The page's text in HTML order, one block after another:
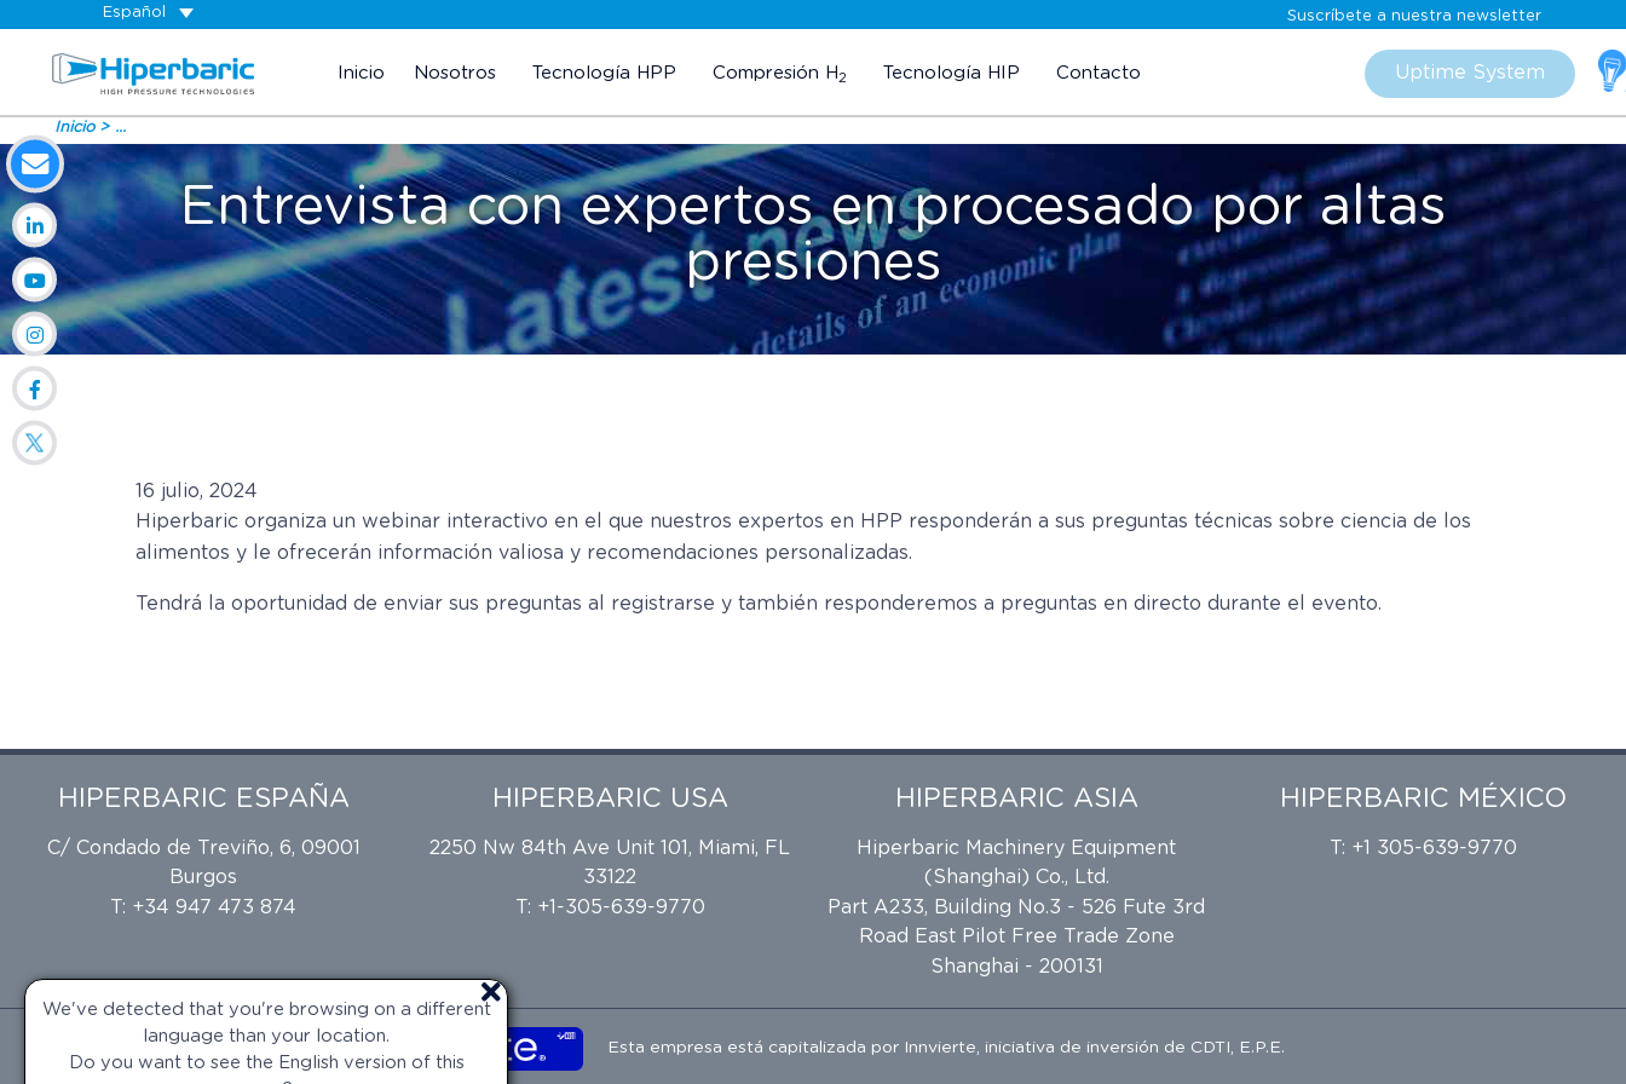
We've detected that you're browsing on a different
language than your location.
Do you want to see the English version of this
Español Suscríbete a nuestra newsletter
Inicio Nosotros Tecnología HPP Compresión H2 Tecnología HIP Contacto Uptime System
Inicio ...
Entrevista con expertos en procesado por altas
presiones
16 julio, 2024
Hiperbaric organiza un webinar interactivo en el que nuestros expertos en HPP responderán a sus preguntas técnicas sobre ciencia de los
alimentos y le ofrecerán información valiosa y recomendaciones personalizadas.
Tendrá la oportunidad de enviar sus preguntas al registrarse y también responderemos a preguntas en directo durante el evento.
HIPERBARIC ESPAÑA
C/ Condado de Treviño, 6, 09001
Burgos
T: +34 947 473 874
HIPERBARIC USA
2250 Nw 84th Ave Unit 101, Miami, FL
33122
T: +1-305-639-9770
HIPERBARIC ASIA
Hiperbaric Machinery Equipment
(Shanghai) Co., Ltd.
Part A233, Building No.3 - 526 Fute 3rd
Road East Pilot Free Trade Zone
Shanghai - 200131
HIPERBARIC MÉXICO
T: +1 305-639-9770
Esta empresa está capitalizada por Innvierte, iniciativa de inversión de CDTI, E.P.E.